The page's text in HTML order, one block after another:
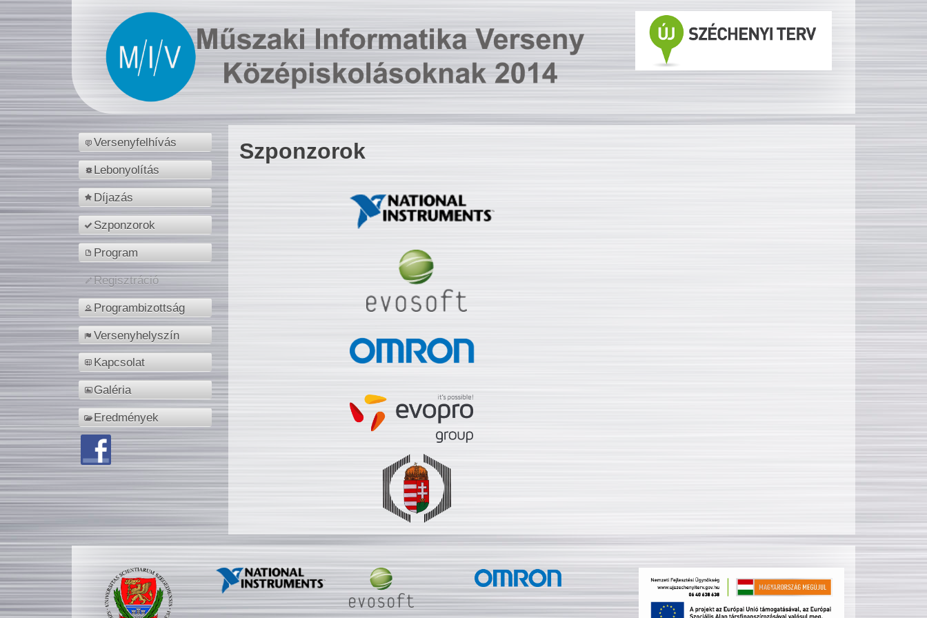
Versenyfelhívás
Lebonyolítás
Díjazás
Szponzorok
Program
Regisztráció
Programbizottság
Versenyhelyszín
Kapcsolat
Galéria
Eredmények
Szponzorok